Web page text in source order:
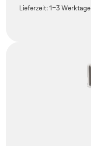
Lieferzeit:1-3 Werktage